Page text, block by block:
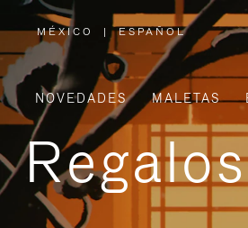
MÉXICO
,
ELIGE
LA
UBICACIÓN
| ESPAÑOL
NOVEDADES MALETAS